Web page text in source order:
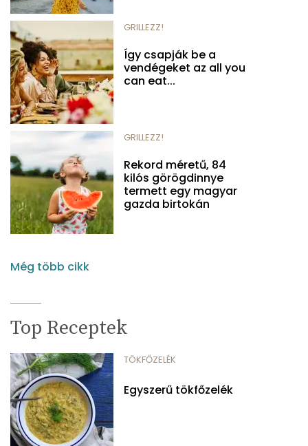
GRILLEZZ!
Így csapják be a
vendégeket az all you
can eat...
GRILLEZZ!
Rekord méretű, 84
kilós görögdinnye
termett egy magyar
gazda birtokán
Még több cikk
Top Receptek
TÖKFŐZELÉK
Egyszerű tökfőzelék